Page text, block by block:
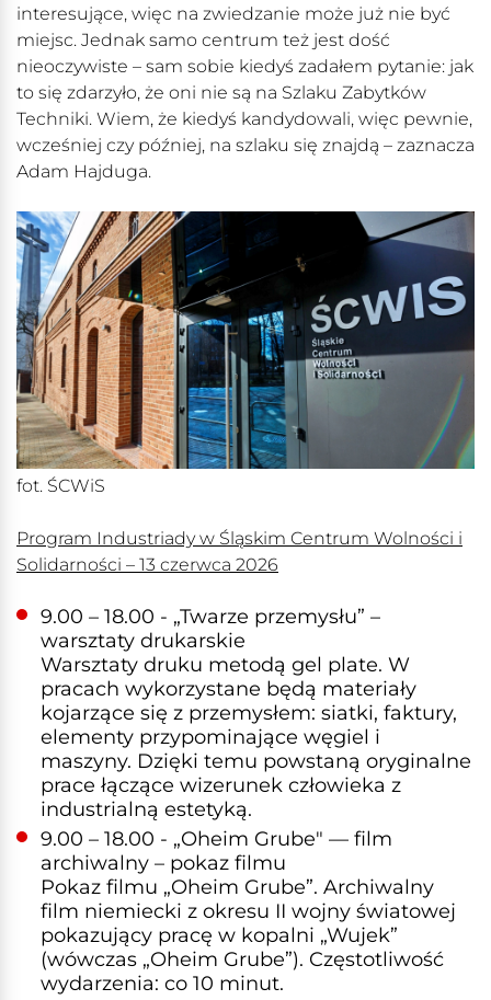
interesujące, więc na zwiedzanie może już nie być
miejsc. Jednak samo centrum też jest dość
nieoczywiste – sam sobie kiedyś zadałem pytanie: jak
to się zdarzyło, że oni nie są na Szlaku Zabytków
Techniki. Wiem, że kiedyś kandydowali, więc pewnie,
wcześniej czy później, na szlaku się znajdą – zaznacza
Adam Hajduga.
fot. ŚCWiS
Program Industriady w Śląskim Centrum Wolności i
Solidarności – 13 czerwca 2026
9.00 – 18.00 - „Twarze przemysłu” –
warsztaty drukarskie
Warsztaty druku metodą gel plate. W
pracach wykorzystane będą materiały
kojarzące się z przemysłem: siatki, faktury,
elementy przypominające węgiel i
maszyny. Dzięki temu powstaną oryginalne
prace łączące wizerunek człowieka z
industrialną estetyką.
9.00 – 18.00 - „Oheim Grube" — film
archiwalny – pokaz filmu
Pokaz filmu „Oheim Grube”. Archiwalny
film niemiecki z okresu II wojny światowej
pokazujący pracę w kopalni „Wujek”
(wówczas „Oheim Grube”). Częstotliwość
wydarzenia: co 10 minut.